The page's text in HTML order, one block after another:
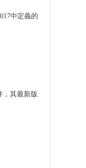
中定義的
，其最新版